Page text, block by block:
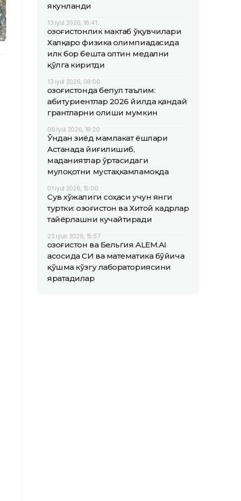
якунланди
13 iyul 2026, 16:41
Қозоғистонлик мактаб ўқувчилари
Халқаро физика олимпиадасида
илк бор бешта олтин медални
қўлга киритди
13 iyul 2026, 08:00
Қозоғистонда бепул таълим:
абитуриентлар 2026 йилда қандай
грантларни олиши мумкин
06 iyul 2026, 18:20
Ўндан зиёд мамлакат ёшлари
Астанада йиғилишиб,
маданиятлар ўртасидаги
мулоқотни мустаҳкамламоқда
01 iyul 2026, 15:00
Сув хўжалиги соҳаси учун янги
туртки: Қозоғистон ва Хитой кадрлар
тайёрлашни кучайтиради
23 iyun 2026, 15:57
Қозоғистон ва Бельгия ALEM.AI
асосида СИ ва математика бўйича
қўшма кўзгу лабораториясини
яратадилар